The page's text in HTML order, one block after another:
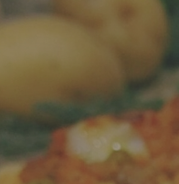
Taralli e grissini artigianali